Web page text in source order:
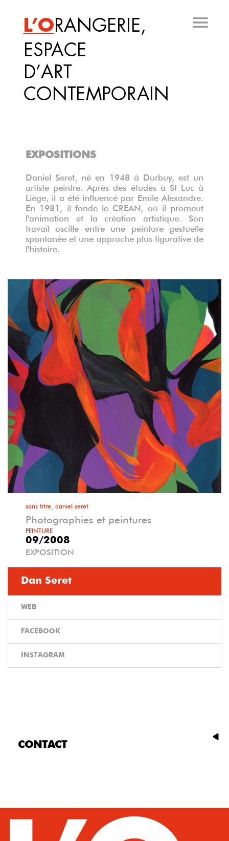
principal
EXPOSITIONS
Daniel Seret, né en 1948 à Durbuy, est un
artiste peintre. Après des études à St Luc à
Liège, il a été influencé par Emile Alexandre.
En 1981, il fonde le CREAN, où il promeut
l'animation et la création artistique. Son
travail oscille entre une peinture gestuelle
spontanée et une approche plus figurative de
l'histoire.
sans titre, daniel seret
Photographies et peintures
PEINTURE
09/2008
EXPOSITION
Dan Seret
WEB
FACEBOOK
INSTAGRAM
CONTACT